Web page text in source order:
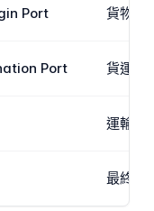
Port 貨物已
Port 貨運已
運輸文
最終配